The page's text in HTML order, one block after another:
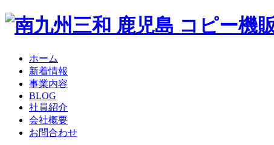
ホーム
新着情報
事業内容
BLOG
社員紹介
会社概要
お問合わせ